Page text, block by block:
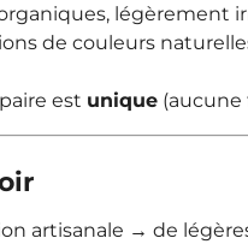
légèrement
de couleurs
est unique (aucune
artisanale → de